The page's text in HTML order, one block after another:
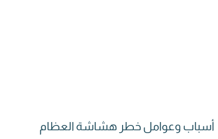
أسباب وعوامل خطر هشاشة العظام